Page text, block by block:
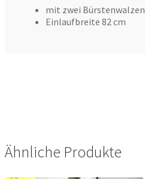
mit zwei Bürstenwalzen
Einlaufbreite 82 cm
Ähnliche Produkte